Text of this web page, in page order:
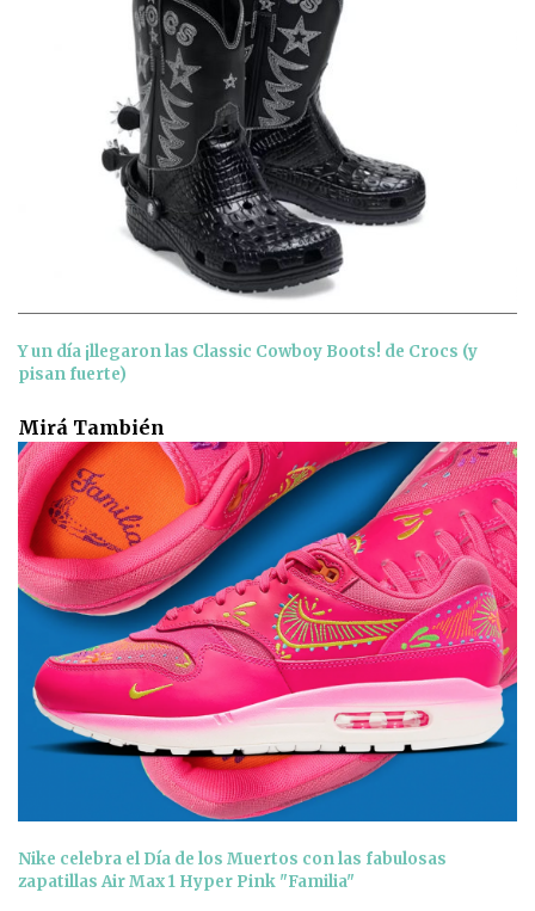
Y un día ¡llegaron las Classic Cowboy Boots! de Crocs (y
pisan fuerte)
Mirá También
Nike celebra el Día de los Muertos con las fabulosas
zapatillas Air Max 1 Hyper Pink "Familia"